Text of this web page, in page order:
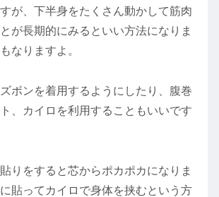
が、下半身をたくさん動かして筋肉
が長期的にみるといい方法になりま
なりますよ。
ボンを着用するようにしたり、腹巻
、カイロを利用することもいいです
りをすると芯からポカポカになりま
貼ってカイロで身体を挟むという方